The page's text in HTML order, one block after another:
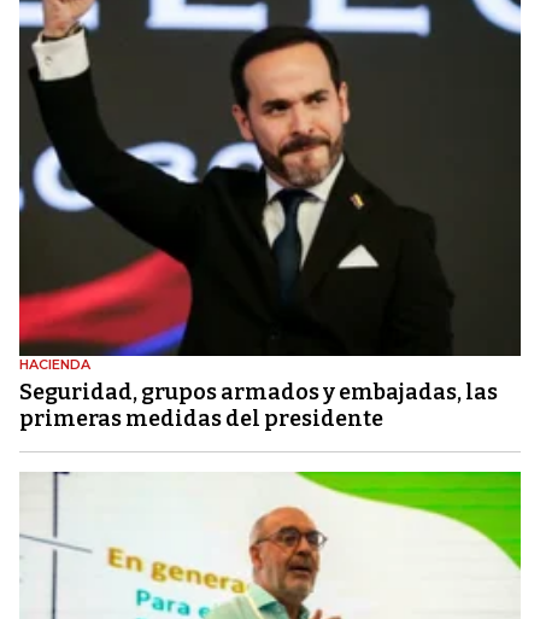
HACIENDA
Seguridad, grupos armados y embajadas, las
primeras medidas del presidente